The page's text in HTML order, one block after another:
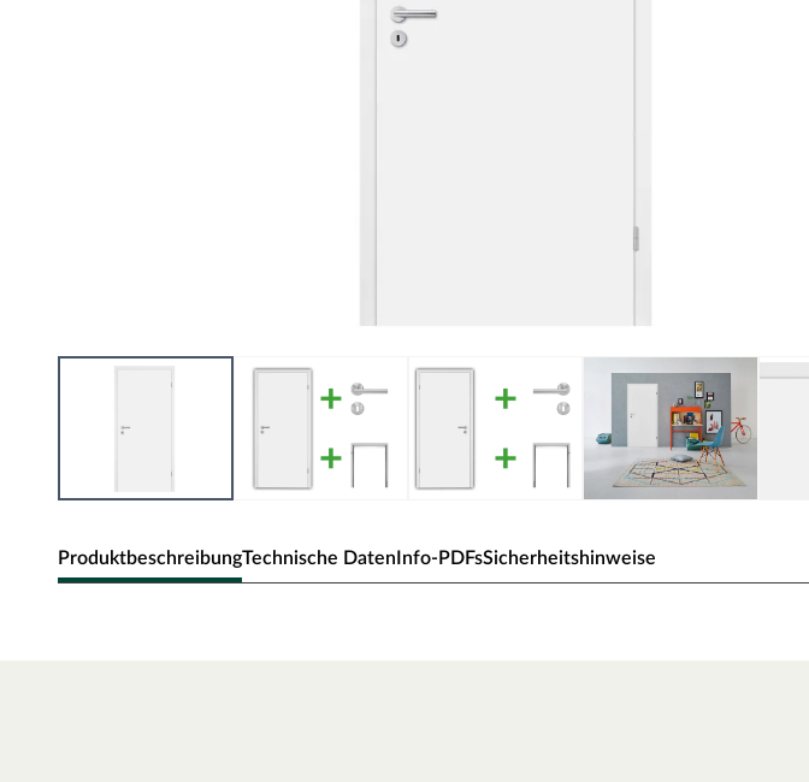
ProduktbeschreibungTechnische DatenInfo-PDFsSicherheitshinweise